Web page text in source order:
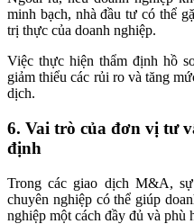
minh bạch, nhà đầu tư có thể
trị thực của doanh nghiệp.
Việc thực hiện thẩm định hồ
giảm thiểu các rủi ro và tăng
dịch.
6. Vai trò của đơn vị tư
định
Trong các giao dịch M&A,
chuyên nghiệp có thể giúp
nghiệp một cách đầy đủ và phù